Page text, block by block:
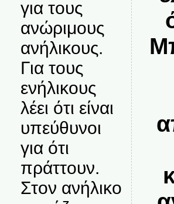
για τους
ανώριμους
ανήλικους.
Για τους
ενήλικους
λέει ότι είναι
υπεύθυνοι
για ότι
πράττουν.
Στον ανήλικο